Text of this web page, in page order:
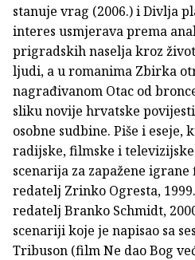
stanuje vrag (2006.) i Divlja
interes usmjerava prema
prigradskih naselja kroz
ljudi, a u romanima Zbirka
nagrađivanom Otac od
sliku novije hrvatske
osobne sudbine. Piše i
radijske, filmske i
scenarija za zapažene
redatelj Zrinko Ogresta,
redatelj Branko Schmidt,
scenariji koje je napisao sa
Tribuson (film Ne dao Bog